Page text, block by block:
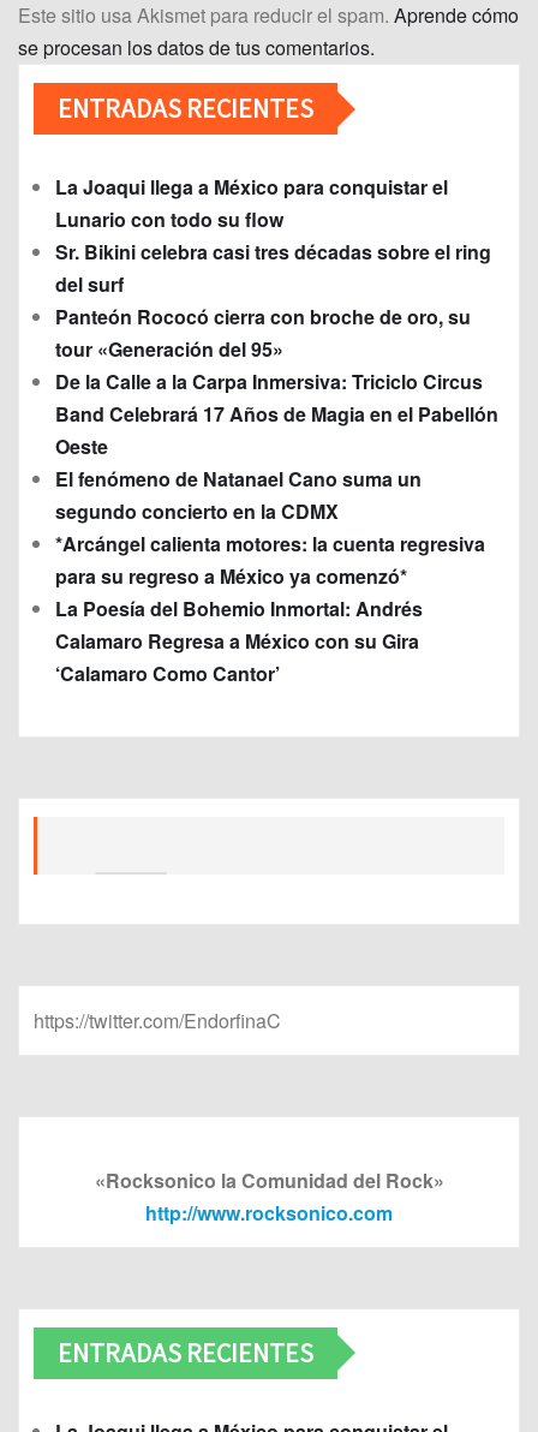
Este sitio usa Akismet para reducir el spam. Aprende cómo
se procesan los datos de tus comentarios.
ENTRADAS RECIENTES
La Joaqui llega a México para conquistar el
Lunario con todo su flow
Sr. Bikini celebra casi tres décadas sobre el ring
del surf
Panteón Rococó cierra con broche de oro, su
tour «Generación del 95»
De la Calle a la Carpa Inmersiva: Triciclo Circus
Band Celebrará 17 Años de Magia en el Pabellón
Oeste
El fenómeno de Natanael Cano suma un
segundo concierto en la CDMX
*Arcángel calienta motores: la cuenta regresiva
para su regreso a México ya comenzó*
La Poesía del Bohemio Inmortal: Andrés
Calamaro Regresa a México con su Gira
‘Calamaro Como Cantor’
https://twitter.com/EndorfinaC
«Rocksonico la Comunidad del Rock»
http://www.rocksonico.com
ENTRADAS RECIENTES